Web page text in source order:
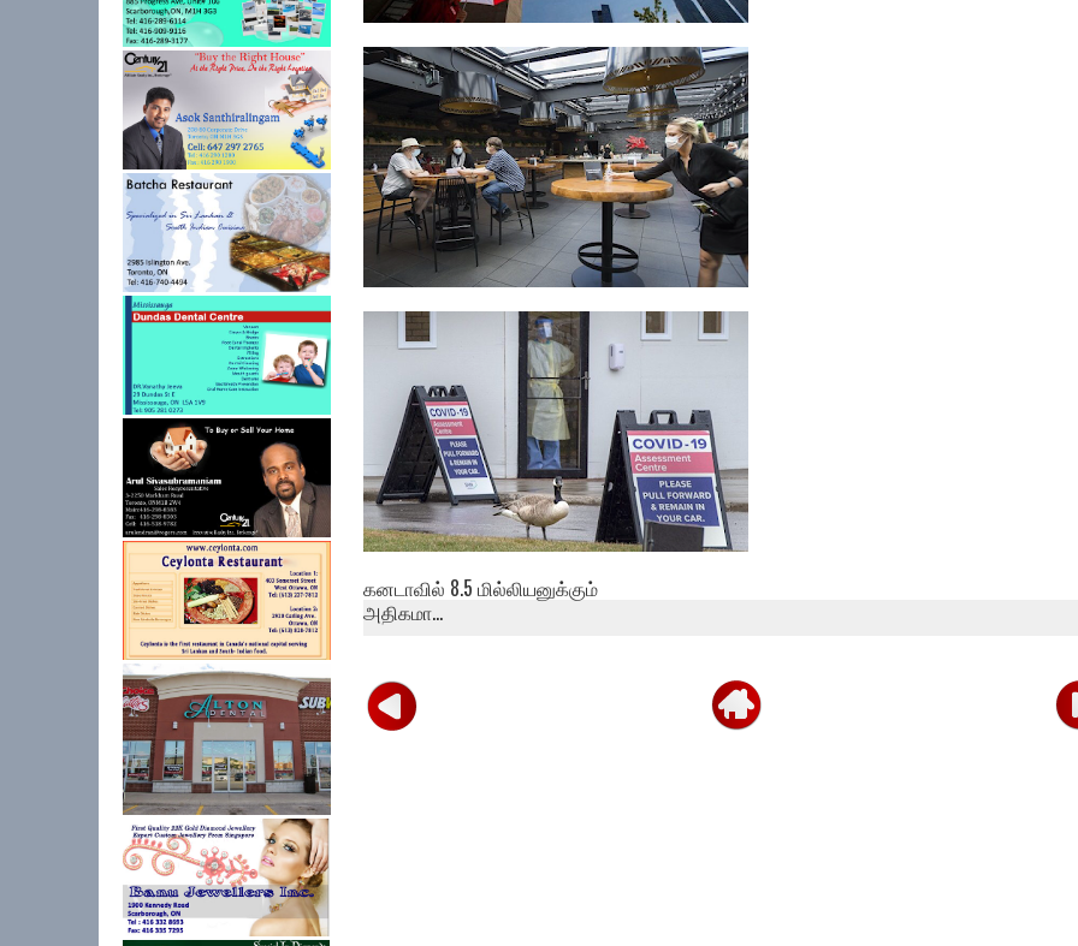
கொவிட்-19: கனடாவில் கடந்த
24 மணித்த...
நகரத்திற்கு வெளியே உள்ள
வாடிக்கையாள...
கனடாவில் 8.5 மில்லியனுக்கும்
அதிகமா...